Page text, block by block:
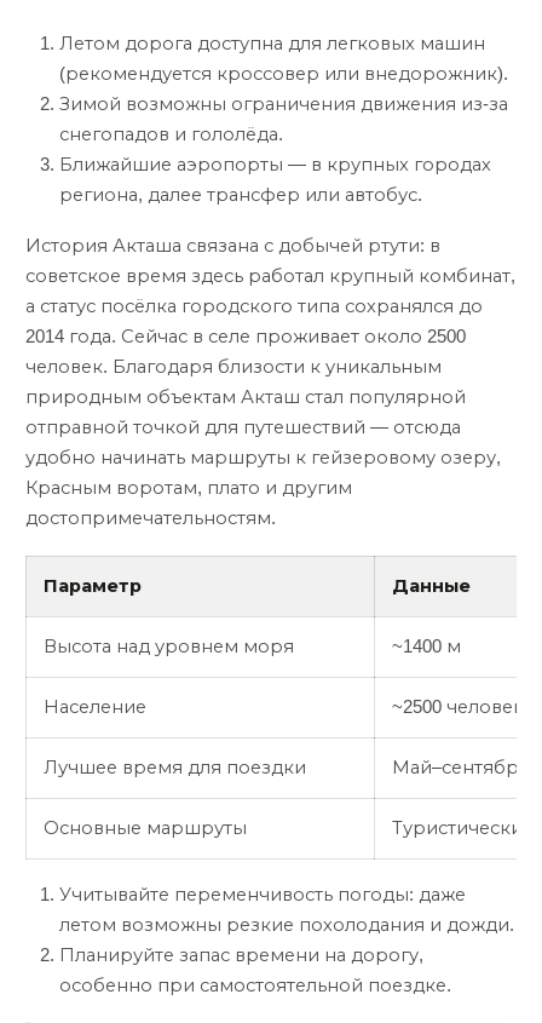
Летом дорога доступна для легковых машин
(рекомендуется кроссовер или внедорожник).
Зимой возможны ограничения движения из-за
снегопадов и гололёда.
Ближайшие аэропорты — в крупных городах
региона, далее трансфер или автобус.
История Акташа связана с добычей ртути: в
советское время здесь работал крупный комбинат,
а статус посёлка городского типа сохранялся до
2014 года. Сейчас в селе проживает около 2500
человек. Благодаря близости к уникальным
природным объектам Акташ стал популярной
отправной точкой для путешествий — отсюда
удобно начинать маршруты к гейзеровому озеру,
Красным воротам, плато и другим
достопримечательностям.
Параметр Данные
Высота над уровнем моря ~1400 м
Население ~2500 человек
Лучшее время для поездки Май–сентябрь
Основные маршруты
Учитывайте переменчивость погоды: даже
летом возможны резкие похолодания и дожди.
Планируйте запас времени на дорогу,
особенно при самостоятельной поездке.